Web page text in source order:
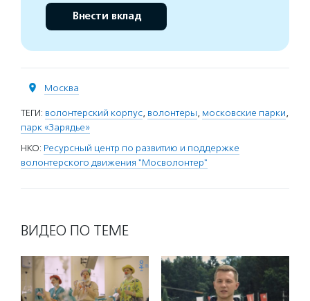
Внести вклад
Москва
ТЕГИ: волонтерский корпус, волонтеры, московские парки,
парк «Зарядье»
НКО: Ресурсный центр по развитию и поддержке
волонтерского движения "Мосволонтер"
ВИДЕО ПО ТЕМЕ